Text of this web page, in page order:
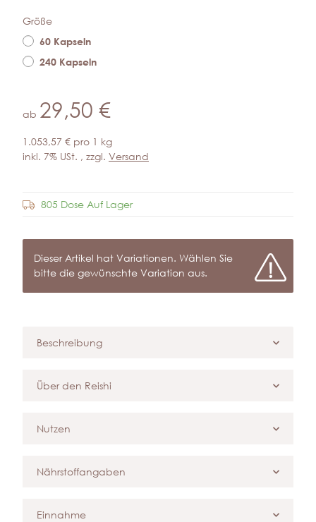
Größe
60 Kapseln
240 Kapseln
ab 29,50 €
1.053,57 € pro 1 kg
inkl. 7% USt. , zzgl. Versand
805 Dose Auf Lager
x
Dieser Artikel hat Variationen. Wählen Sie
bitte die gewünschte Variation aus.
Beschreibung
Über den Reishi
Nutzen
Nährstoffangaben
Einnahme